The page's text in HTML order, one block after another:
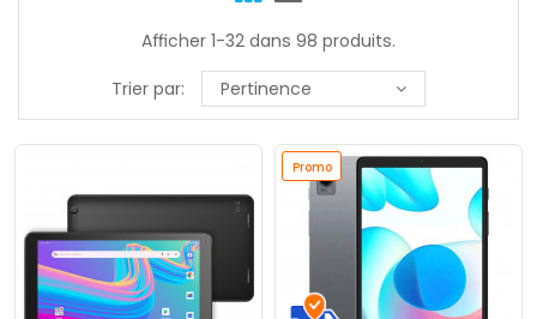
Afficher 1-32 dans 98 produits.
Trier par:
Pertinence
Promo